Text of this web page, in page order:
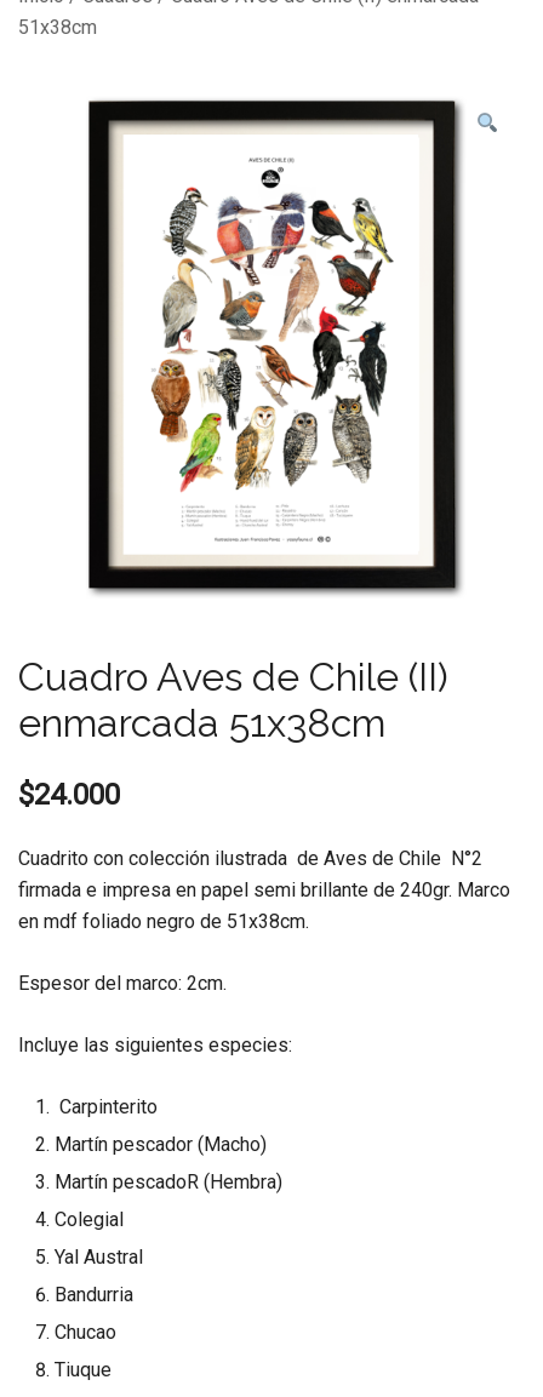
51x38cm
Cuadro Aves de Chile (II)
enmarcada 51x38cm
$24.000
Cuadrito con colección ilustrada de Aves de Chile N°2
firmada e impresa en papel semi brillante de 240gr. Marco
en mdf foliado negro de 51x38cm.
Espesor del marco: 2cm.
Incluye las siguientes especies:
Carpinterito
Martín pescador (Macho)
Martín pescadoR (Hembra)
Colegial
Yal Austral
Bandurria
Chucao
Tiuque